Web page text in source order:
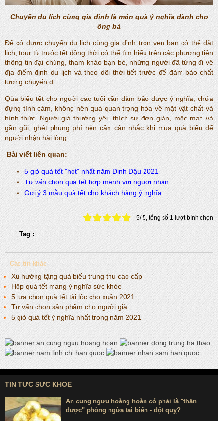
Chuyến du lịch cùng gia đình là món quà ý nghĩa dành cho
ông bà
Để có được chuyến du lịch cùng gia đình trọn vẹn bạn có thể đặt
lịch, tour từ trước tết đồng thời có thể tìm hiểu trên các phương tiện
thông tin đại chúng, tham khảo bạn bè, những người đã từng đi về
địa điểm định du lịch và theo dõi thời tiết trước để đảm bảo chất
lượng chuyến đi.
Qùa biếu tết cho người cao tuổi cần đảm bảo được ý nghĩa, chứa
đựng tình cảm, không nên quá quan trọng hóa về mặt vật chất và
hình thức. Người già thường yêu thích sự đơn giản, mộc mạc và
gần gũi, ghét phung phí nên cần cân nhắc khi mua quà biếu để
người nhận hài lòng.
Bài viết liên quan:
5 giỏ quà tết "hot" nhất năm Đinh Dậu 2021
Tư vấn chọn quà tết hợp mệnh với người nhận
Gợi ý 3 mẫu quà tết cho khách hàng ý nghĩa
5/5, tổng số 1 lượt bình chọn
Tag :
Các tin khác
Xu hướng tặng quà biếu trung thu cao cấp
Hộp quà tết mang ý nghĩa sức khỏe
5 lựa chọn quà tết tài lộc cho xuân 2021
Tư vấn chọn sản phẩm cho người già
5 giỏ quà tết ý nghĩa nhất trong năm 2021
TIN TỨC SỨC KHOẺ
An cung ngưu hoàng hoàn có phải là "thần
dược" phòng ngừa tai biến - đột quỵ?